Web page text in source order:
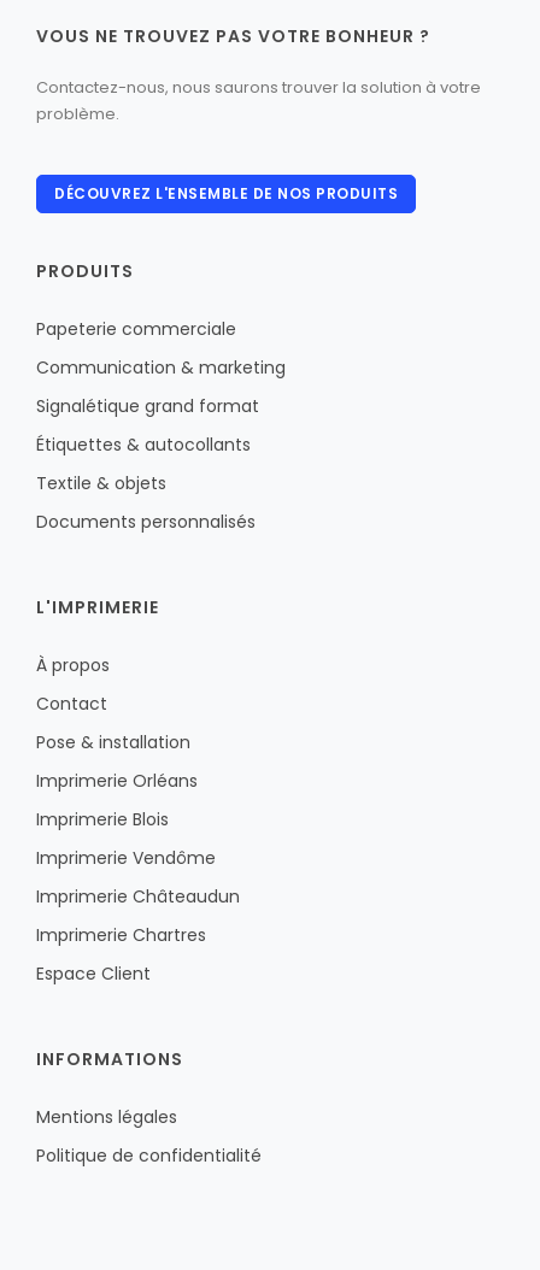
VOUS NE TROUVEZ PAS VOTRE BONHEUR ?
Contactez-nous, nous saurons trouver la solution à votre
problème.
DÉCOUVREZ L'ENSEMBLE DE NOS PRODUITS
PRODUITS
Papeterie commerciale
Communication & marketing
Signalétique grand format
Étiquettes & autocollants
Textile & objets
Documents personnalisés
L'IMPRIMERIE
À propos
Contact
Pose & installation
Imprimerie Orléans
Imprimerie Blois
Imprimerie Vendôme
Imprimerie Châteaudun
Imprimerie Chartres
Espace Client
INFORMATIONS
Mentions légales
Politique de confidentialité